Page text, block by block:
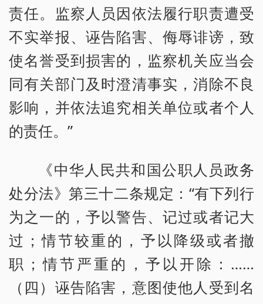
责任。监察人员因依法履行职责遭受
不实举报、诬告陷害、侮辱诽谤，致
使名誉受到损害的，监察机关应当会
同有关部门及时澄清事实，消除不良
影响，并依法追究相关单位或者个人
的责任。”
《中华人民共和国公职人员政务
处分法》第三十二条规定：“有下列行
为之一的，予以警告、记过或者记大
过；情节较重的，予以降级或者撤
职；情节严重的，予以开除：……
（四）诬告陷害，意图使他人受到名